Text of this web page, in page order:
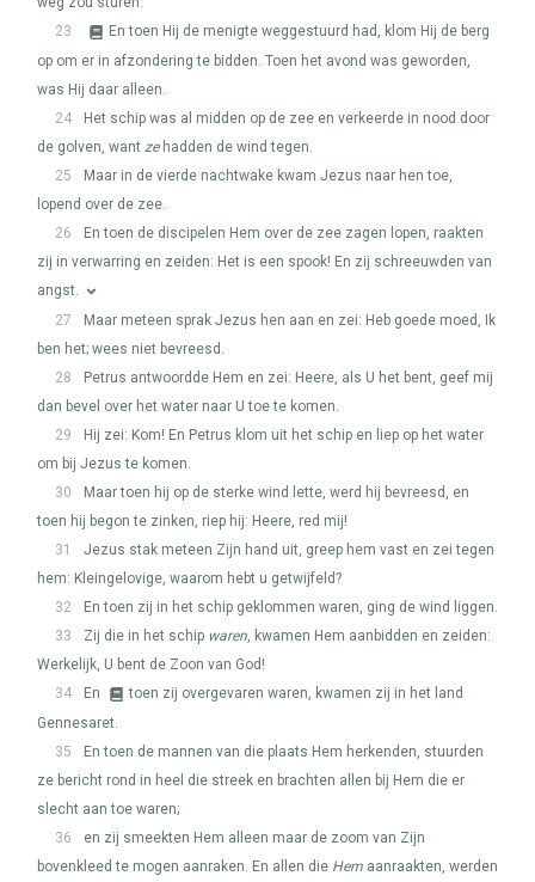
23
En toen Hij de menigte weggestuurd had, klom Hij de berg
op om er in afzondering te bidden. Toen het avond was geworden,
was Hij daar alleen.
24
Het schip was al midden op de zee en verkeerde in nood door
de golven, want zehadden de wind tegen.
25
Maar in de vierde nachtwake kwam Jezus naar hen toe,
lopend over de zee.
26
En toen de discipelen Hem over de zee zagen lopen, raakten
zij in verwarring en zeiden: Het is een spook! En zij schreeuwden van
angst.
27
Maar meteen sprak Jezus hen aan en zei: Heb goede moed, Ik
ben het; wees niet bevreesd.
28
Petrus antwoordde Hem en zei: Heere, als U het bent, geef mij
dan bevel over het water naar U toe te komen.
29
Hij zei: Kom! En Petrus klom uit het schip en liep op het water
om bij Jezus te komen.
30
Maar toen hij op de sterke wind lette, werd hij bevreesd, en
toen hij begon te zinken, riep hij: Heere, red mij!
31
Jezus stak meteen Zijn hand uit, greep hem vast en zei tegen
hem: Kleingelovige, waarom hebt u getwijfeld?
32
En toen zij in het schip geklommen waren, ging de wind liggen.
33
Zij die in het schip waren, kwamen Hem aanbidden en zeiden:
Werkelijk, U bent de Zoon van God!
34
En
toen zij overgevaren waren, kwamen zij in het land
Gennesaret.
35
En toen de mannen van die plaats Hem herkenden, stuurden
ze bericht rond in heel die streek en brachten allen bij Hem die er
slecht aan toe waren;
36
en zij smeekten Hem alleen maar de zoom van Zijn
bovenkleed te mogen aanraken. En allen die Hem aanraakten, werden